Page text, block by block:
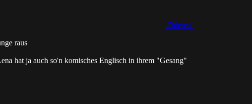
Zitieren
hat ja auch so'n komisches Englisch in ihrem "Gesang"